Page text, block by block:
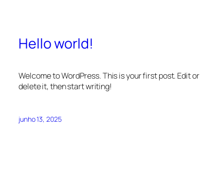
Hello world!
Welcome to WordPress. This is your first post. Edit or
delete it, then start writing!
junho 13, 2025